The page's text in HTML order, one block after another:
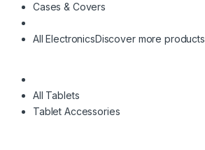
Cases & Covers
All ElectronicsDiscover more products
All Tablets
Tablet Accessories